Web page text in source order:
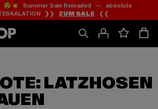
Zum
Inhalt
springen
Zum
Fußzeile
springen
Summer Sale Reloaded — absolute
❯❯ ZUM SALE ❮❮
LATZHOSEN
Zum
Produktraster
springen